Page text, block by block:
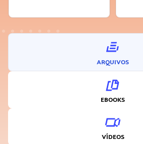
ARQUIVOS
EBOOKS
VÍDEOS